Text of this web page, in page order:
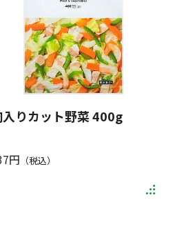
入りカット野菜 400g
円 （税込）